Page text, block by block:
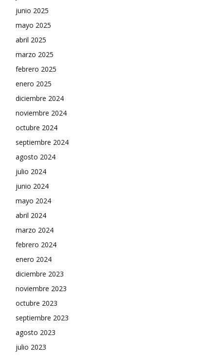
junio 2025
mayo 2025
abril 2025
marzo 2025
febrero 2025
enero 2025
diciembre 2024
noviembre 2024
octubre 2024
septiembre 2024
agosto 2024
julio 2024
junio 2024
mayo 2024
abril 2024
marzo 2024
febrero 2024
enero 2024
diciembre 2023
noviembre 2023
octubre 2023
septiembre 2023
agosto 2023
julio 2023